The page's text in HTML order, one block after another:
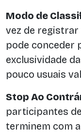
Modo de
vez de
pode conceder
exclusividade
pouco usuais
Stop Ao
participantes
terminem com